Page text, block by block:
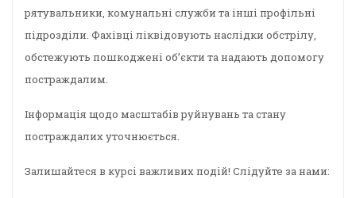
рятувальники, комунальні служби та інші профільні
підрозділи. Фахівці ліквідовують наслідки обстрілу,
обстежують пошкоджені об’єкти та надають допомогу
постраждалим.
Інформація щодо масштабів руйнувань та стану
постраждалих уточнюється.
Залишайтеся в курсі важливих подій! Слідуйте за нами: